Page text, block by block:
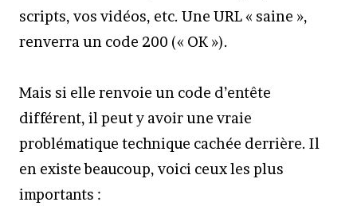
scripts, vos vidéos, etc. Une URL « saine »,
renverra un code 200 (« OK »).
Mais si elle renvoie un code d’entête
différent, il peut y avoir une vraie
problématique technique cachée derrière. Il
en existe beaucoup, voici ceux les plus
importants :